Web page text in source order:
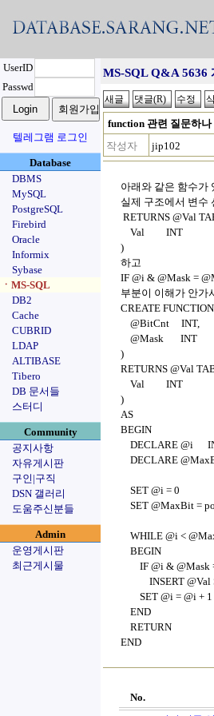
UserID
Passwd
텔레그램 로그인
Database
DBMS
MySQL
PostgreSQL
Firebird
Oracle
Informix
Sybase
ㆍMS-SQL
DB2
Cache
CUBRID
LDAP
ALTIBASE
Tibero
DB 문서들
스터디
Community
공지사항
자유게시판
구인|구직
DSN 갤러리
도움주신분들
Admin
운영게시판
최근게시물
MS-SQL Q&A 5636
function 관련 질문하나
작성자
jip102
아래와 같은 함수가
실제 구조에서 변수
RETURNS @Val
Val INT
)
하고
IF @i & @Mask =
부분이 이해가 안가
CREATE
@BitCnt INT,
@Mask INT
)
RETURNS @Val
Val INT
)
AS
BEGIN
DECLARE @i
DECLARE
SET @i = 0
SET @MaxBit =
WHILE @i <
BEGIN
IF @i & @Mask
INSERT @Val
SET @i = @i + 1
END
RETURN
END
No.